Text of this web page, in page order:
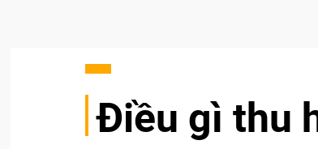
Điều gì thu